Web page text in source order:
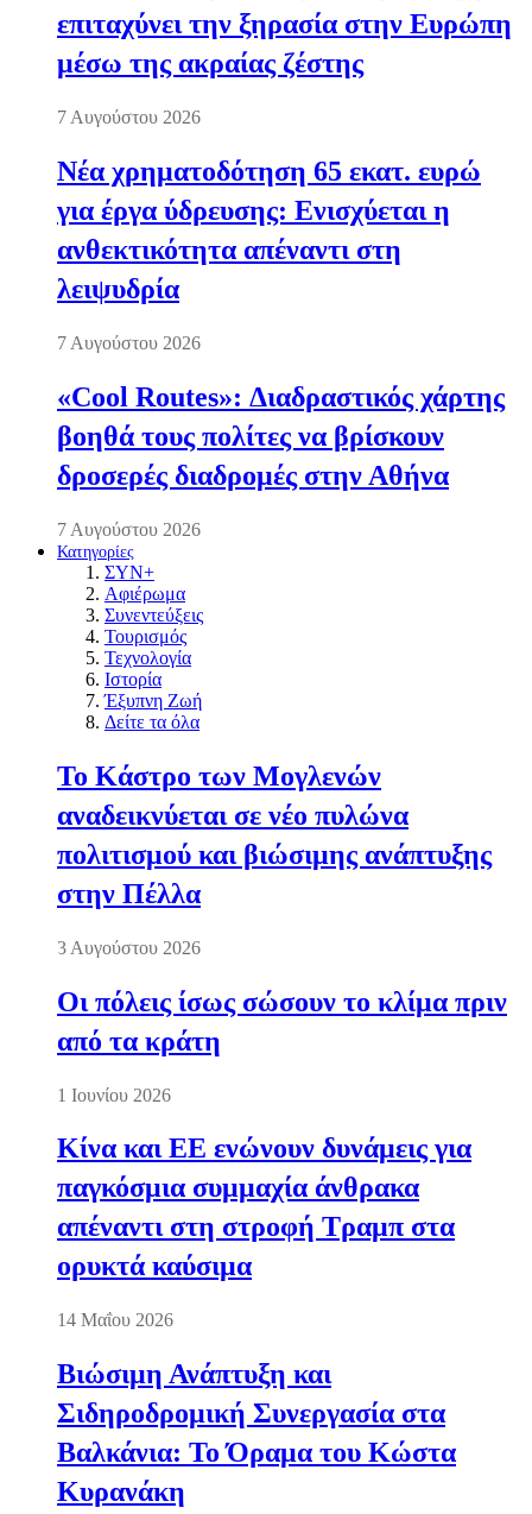
επιταχύνει την ξηρασία στην Ευρώπη
μέσω της ακραίας ζέστης
7 Αυγούστου 2026
Νέα χρηματοδότηση 65 εκατ. ευρώ
για έργα ύδρευσης: Ενισχύεται η
ανθεκτικότητα απέναντι στη
λειψυδρία
7 Αυγούστου 2026
«Cool Routes»: Διαδραστικός χάρτης
βοηθά τους πολίτες να βρίσκουν
δροσερές διαδρομές στην Αθήνα
7 Αυγούστου 2026
Κατηγορίες
ΣΥΝ+
Αφιέρωμα
Συνεντεύξεις
Τουρισμός
Τεχνολογία
Ιστορία
Έξυπνη Ζωή
Δείτε τα όλα
Το Κάστρο των Μογλενών
αναδεικνύεται σε νέο πυλώνα
πολιτισμού και βιώσιμης ανάπτυξης
στην Πέλλα
3 Αυγούστου 2026
Οι πόλεις ίσως σώσουν το κλίμα πριν
από τα κράτη
1 Ιουνίου 2026
Κίνα και ΕΕ ενώνουν δυνάμεις για
παγκόσμια συμμαχία άνθρακα
απέναντι στη στροφή Τραμπ στα
ορυκτά καύσιμα
14 Μαΐου 2026
Βιώσιμη Ανάπτυξη και
Σιδηροδρομική Συνεργασία στα
Βαλκάνια: Το Όραμα του Κώστα
Κυρανάκη